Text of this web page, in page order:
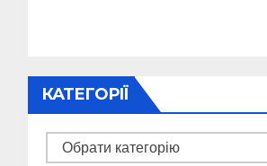
КАТЕГОРІЇ
Категорії